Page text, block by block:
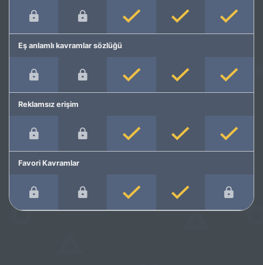
Eş anlamlı kavramlar sözlüğü
Reklamsız erişim
Favori Kavramlar